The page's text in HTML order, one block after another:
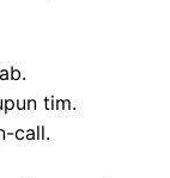
tim.
call.